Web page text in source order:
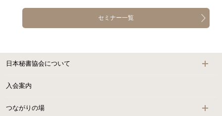
セミナー一覧
日本秘書協会について
入会案内
つながりの場